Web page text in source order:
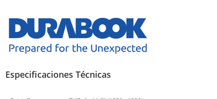
Especificaciones Técnicas